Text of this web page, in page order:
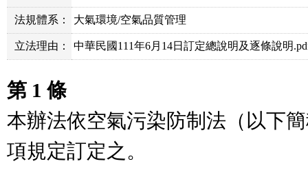
法規體系： 大氣環境/空氣品質管理
立法理由： 中華民國111年6月14日訂定總說明及逐條說明
第 1 條
本辦法依空氣污染防制法（以下
項規定訂定之。